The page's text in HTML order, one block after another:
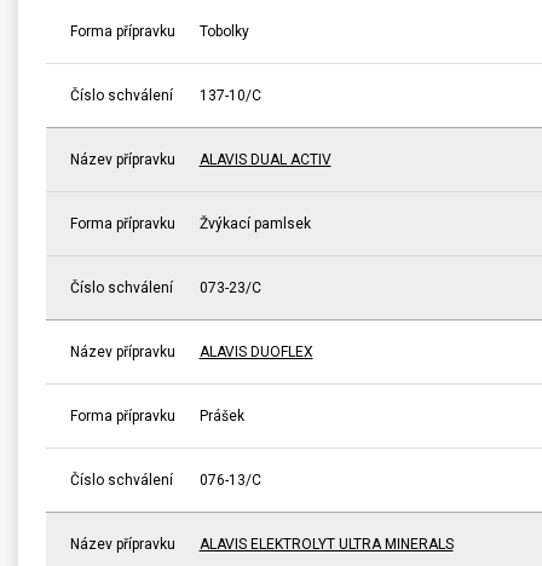
Forma přípravku Tobolky
Číslo schválení 137-10/C
Název přípravku ALAVIS DUAL ACTIV
Forma přípravku Žvýkací pamlsek
Číslo schválení 073-23/C
Název přípravku ALAVIS DUOFLEX
Forma přípravku Prášek
Číslo schválení 076-13/C
Název přípravku ALAVIS ELEKTROLYT ULTRA MINERALS